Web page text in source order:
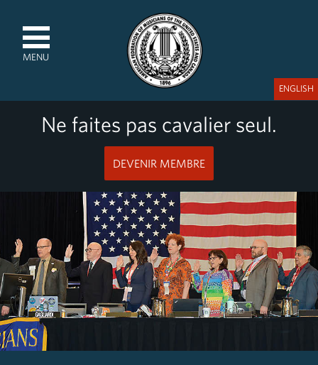
MENU
Ne faites pas cavalier seul.
DEVENIR MEMBRE
ENGLISH